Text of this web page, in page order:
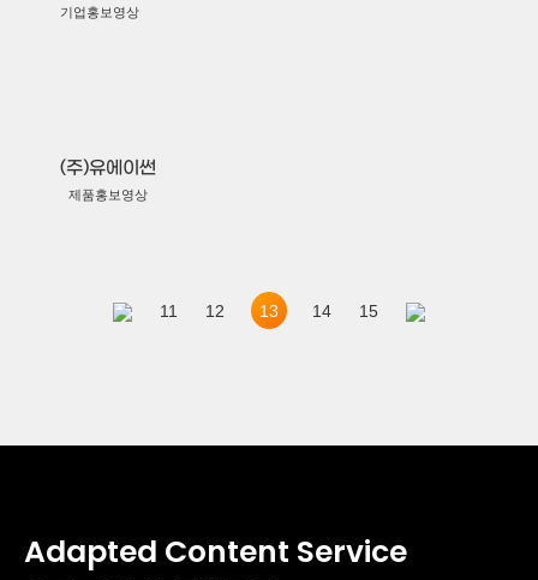
기업홍보영상
(주)유에이썬
제품홍보영상
11 12 13 14 15
Adapted Content Service